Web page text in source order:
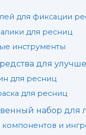
для фиксации
для ресниц
инструменты
для
для ресниц
для ресниц
набор
компонентов и